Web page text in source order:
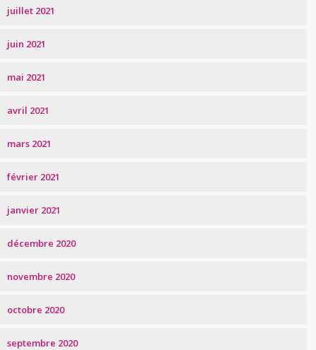
juillet 2021
juin 2021
mai 2021
avril 2021
mars 2021
février 2021
janvier 2021
décembre 2020
novembre 2020
octobre 2020
septembre 2020